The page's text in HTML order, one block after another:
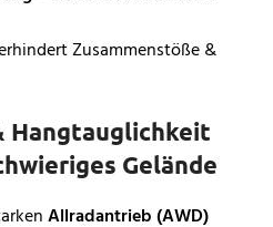
Zusammenstöße &
Hangtauglichkeit
Gelände
Allradantrieb (AWD)